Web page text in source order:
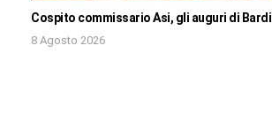
Cospito commissario Asi, gli auguri di Bardi
8 Agosto 2026